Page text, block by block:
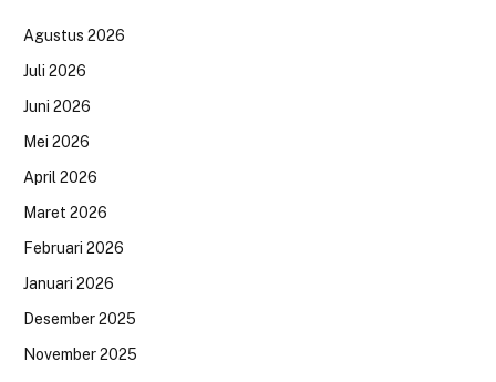
Agustus 2026
Juli 2026
Juni 2026
Mei 2026
April 2026
Maret 2026
Februari 2026
Januari 2026
Desember 2025
November 2025